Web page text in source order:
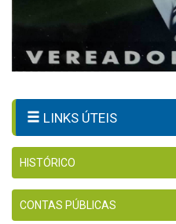
LINKS ÚTEIS
HISTÓRICO
CONTAS PÚBLICAS